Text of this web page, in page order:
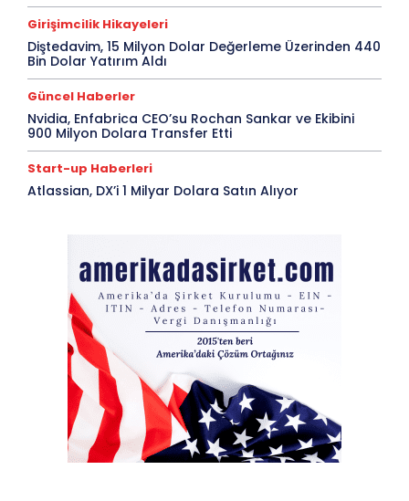
Girişimcilik Hikayeleri
Diştedavim, 15 Milyon Dolar Değerleme Üzerinden 440
Bin Dolar Yatırım Aldı
Güncel Haberler
Nvidia, Enfabrica CEO’su Rochan Sankar ve Ekibini
900 Milyon Dolara Transfer Etti
Start-up Haberleri
Atlassian, DX’i 1 Milyar Dolara Satın Alıyor